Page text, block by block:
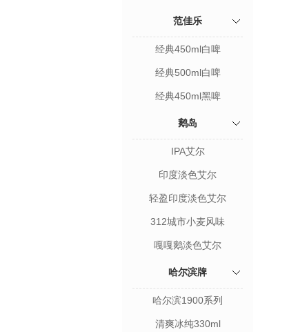
范佳乐
经典450ml白啤
经典500ml白啤
经典450ml黑啤
鹅岛
IPA艾尔
印度淡色艾尔
轻盈印度淡色艾尔
312城市小麦风味
嘎嘎鹅淡色艾尔
哈尔滨牌
哈尔滨1900系列
清爽冰纯330ml